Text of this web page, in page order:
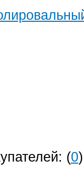
(0)